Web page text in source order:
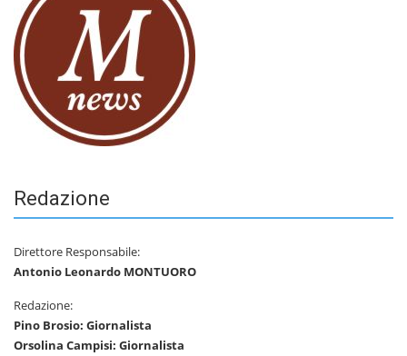
Redazione
Direttore Responsabile:
Antonio Leonardo MONTUORO
Redazione:
Pino Brosio: Giornalista
Orsolina Campisi: Giornalista